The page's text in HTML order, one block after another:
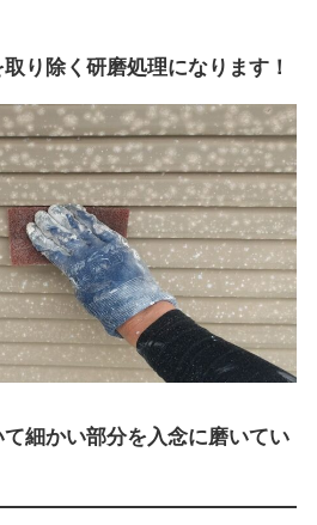
り除く研磨処理になります！
細かい部分を入念に磨いてい